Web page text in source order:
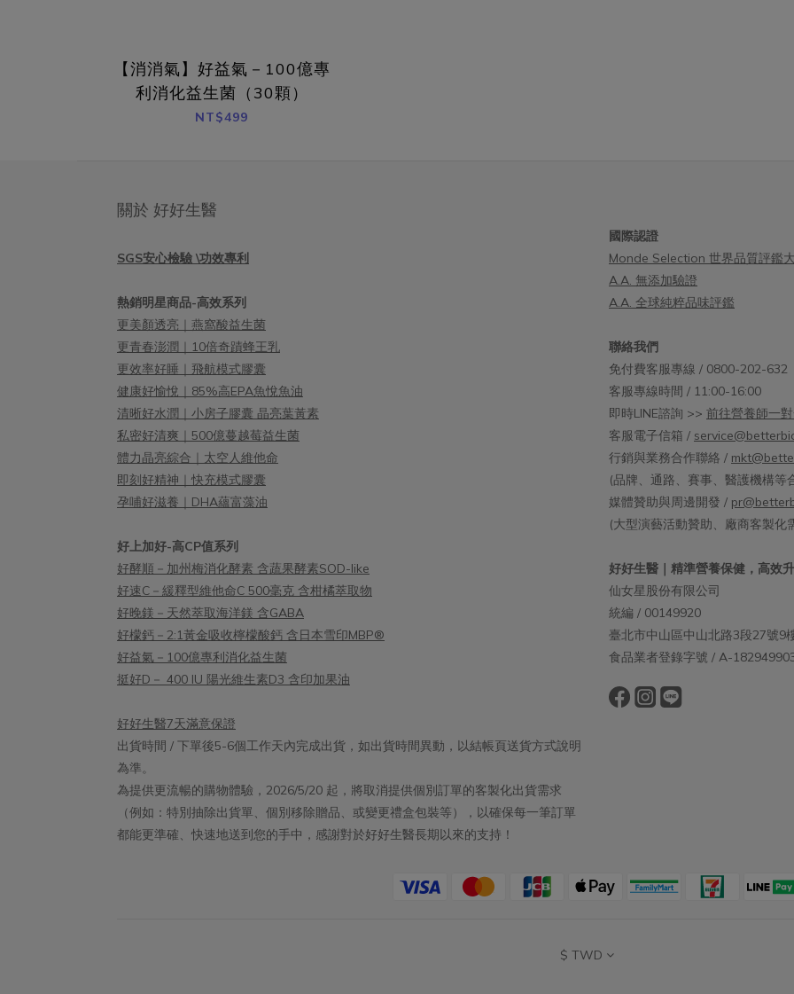
【消消氣】好益氣－100億專
利消化益生菌（30顆）
NT$499
關於 好好生醫
SGS安心檢驗 \功效專利
熱銷明星商品-高效系列
更美顏透亮｜燕窩酸益生菌
更青春澎潤｜10倍奇蹟蜂王乳
更效率好睡｜飛航模式膠囊
健康好愉悅｜85%高EPA魚悅魚油
清晰好水潤｜小房子膠囊 晶亮葉黃素
私密好清爽｜500億蔓越莓益生菌
體力晶亮綜合｜太空人維他命
即刻好精神｜快充模式膠囊
孕哺好滋養｜DHA蘊富藻油
好上加好-高CP值系列
好酵順－加州梅消化酵素 含蔬果酵素SOD-like
好速C－緩釋型維他命C 500毫克 含柑橘萃取物
好晚鎂－天然萃取海洋鎂 含GABA
好檬鈣－2:1黃金吸收檸檬酸鈣 含日本雪印MBP®
好益氣－100億專利消化益生菌
挺好D－ 400 IU 陽光維生素D3 含印加果油
好好生醫7天滿意保證
出貨時間 / 下單後5-6個工作天內完成出貨，如出貨時間異動，以結帳頁送貨方式說明
為準。
為提供更流暢的購物體驗，2026/5/20 起，將取消提供個別訂單的客製化出貨需求
（例如：特別抽除出貨單、個別移除贈品、或變更禮盒包裝等），以確保每一筆訂單
都能更準確、快速地送到您的手中，感謝對於好好生醫長期以來的支持！
國際認證
Monde Selection 世界品質評鑑
A.A. 無添加驗證
A.A. 全球純粹品味評鑑
聯絡我們
免付費客服專線 / 0800-202-632
客服專線時間 / 11:00-16:00
即時LINE諮詢 >> 前往營養師一
客服電子信箱 /
行銷與業務合作聯絡 /
(品牌、通路、賽事、醫護機構等
媒體贊助與周邊開發 /
(大型演藝活動贊助、廠商客製化
好好生醫｜精準營養保健，高效
仙女星股份有限公司
統編 / 00149920
臺北市中山區中山北路3段27號9
食品業者登錄字號 / A-
$ TWD